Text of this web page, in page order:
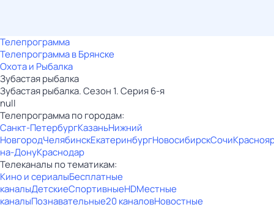
Телепрограмма
Телепрограмма в Брянске
Охота и Рыбалка
Зубастая рыбалка
Зубастая рыбалка. Сезон 1. Серия 6-я
null
Телепрограмма по городам:
Санкт-ПетербургКазаньНижний
НовгородЧелябинскЕкатеринбургНовосибирскСочи
на-ДонуКраснодар
Телеканалы по тематикам:
Кино и сериалыБесплатные
каналыДетскиеСпортивныеHDМестные
каналыПознавательные20 каналовНовостные